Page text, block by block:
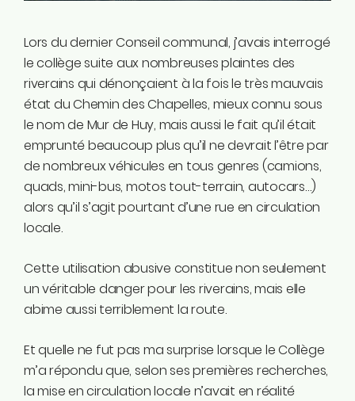
Linkedin
Tiktok
Twitter
Youtube
Ecolo.be
ME CONTACTER
Rodrigue Demeuse
12/51 Avenue de Batta
4500 Huy
Téléphone
0494/90.59.19
rodrigue.demeuse@ecolo.be
Lors du dernier Conseil communal, j’avais interrogé
le collège suite aux nombreuses plaintes des
riverains qui dénonçaient à la fois le très mauvais
état du Chemin des Chapelles, mieux connu sous
le nom de Mur de Huy, mais aussi le fait qu’il était
emprunté beaucoup plus qu’il ne devrait l’être par
de nombreux véhicules en tous genres (camions,
quads, mini-bus, motos tout-terrain, autocars…)
alors qu’il s’agit pourtant d’une rue en circulation
locale.
Cette utilisation abusive constitue non seulement
un véritable danger pour les riverains, mais elle
abime aussi terriblement la route.
Et quelle ne fut pas ma surprise lorsque le Collège
m’a répondu que, selon ses premières recherches,
la mise en circulation locale n’avait en réalité